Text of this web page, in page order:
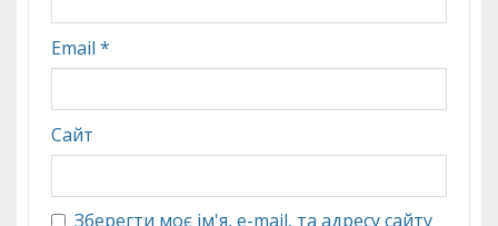
Email *
Сайт
Зберегти моє ім'я, e-mail, та адресу сайту